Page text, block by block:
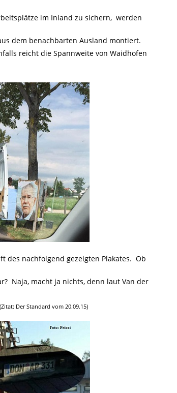
im Inland zu sichern, werden
dem benachbarten Ausland montiert.
reicht die Spannweite von Waidhofen
des nachfolgend gezeigten Plakates. Ob
Naja, macht ja nichts, denn laut Van der
(Zitat: Der Standard vom 20.09.15)